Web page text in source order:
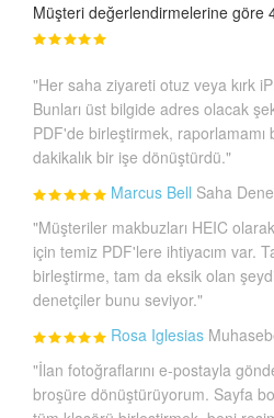
Müşteri değerlendirmelerine göre
"Her saha ziyareti otuz veya kırk
Bunları üst bilgide adres olacak
PDF'de birleştirmek,
dakikalık bir işe dönüştürdü."
Marcus Bell Saha
"Müşteriler makbuzları HEIC
için temiz PDF'lere ihtiyacım var.
birleştirme, tam da eksik olan
denetçiler bunu seviyor."
Rosa Iglesias
"İlan fotoğraflarını e-postayla
broşüre dönüştürüyorum. Sayfa